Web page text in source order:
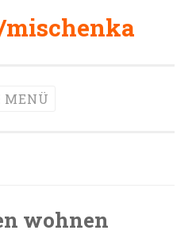
mischenka
MENÜ
wohnen